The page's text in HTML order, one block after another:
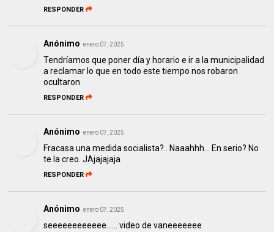
RESPONDER
Anónimo enero 07, 2025
Tendríamos que poner día y horario e ir a la municipalidad
a reclamar lo que en todo este tiempo nos robaron
ocultaron
RESPONDER
Anónimo enero 07, 2025
Fracasa una medida socialista?.. Naaahhh... En serio? No
te la creo. JAjajajaja
RESPONDER
Anónimo enero 07, 2025
seeeeeeeeeeee...... video de vaneeeeeee